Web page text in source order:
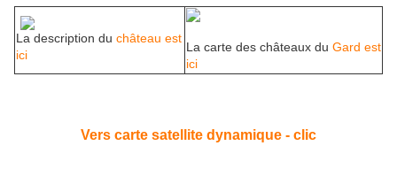
La description du château est
ici
La carte des châteaux du Gard est
ici
Vers carte satellite dynamique - clic